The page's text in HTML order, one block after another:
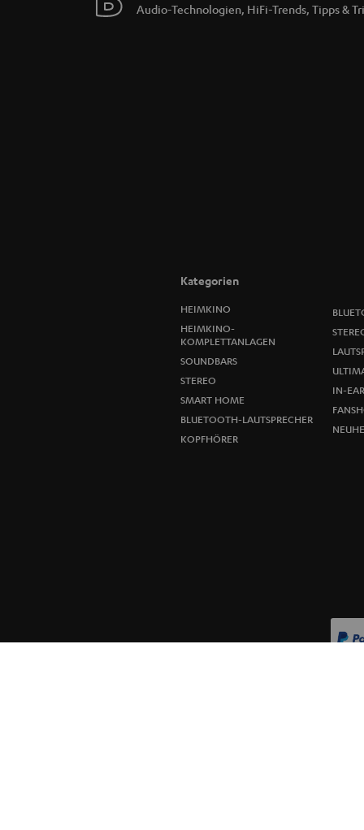
Audio-Technologien, HiFi-Trends, Tipps &
Kategorien
HEIMKINO
HEIMKINO-
KOMPLETTANLAGEN
SOUNDBARS
STEREO
SMART HOME
BLUETOOTH-LAUTSPRECHER
KOPFHÖRER
IN-